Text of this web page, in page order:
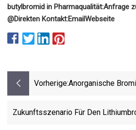
butylbromid in Pharmaqualität:Anfrage
@Direkten Kontakt:EmailWebseite
Vorherige:Anorganische
Steht
Zukunftsszenario Für Den